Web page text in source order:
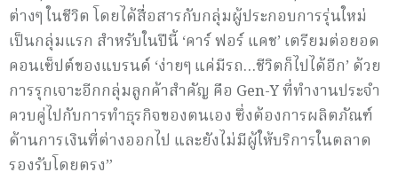
ต่างๆ ในชีวิต โดยได้สื่อสารกับกลุ่มผู้ประกอบการรุ่นใหม่
เป็นกลุ่มแรก สำหรับในปีนี้ ‘คาร์ ฟอร์ แคช’ เตรียมต่อยอด
คอนเซ็ปต์ของแบรนด์ ‘ง่ายๆ แค่มีรถ…ชีวิตก็ไปได้อีก’ ด้วย
การรุกเจาะอีกกลุ่มลูกค้าสำคัญ คือ Gen-Y ที่ทำงานประจำ
ควบคู่ไปกับการทำธุรกิจของตนเอง ซึ่งต้องการผลิตภัณฑ์
ด้านการเงินที่ต่างออกไป และยังไม่มีผู้ให้บริการในตลาด
รองรับโดยตรง”